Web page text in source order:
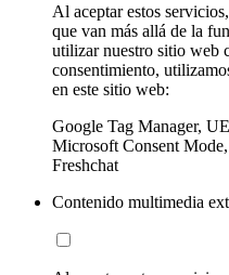
Al aceptar estos
que van más allá de la
utilizar nuestro sitio web
consentimiento,
en este sitio web:
Google Tag Manager,
Microsoft Consent
Freshchat
Contenido multimedia